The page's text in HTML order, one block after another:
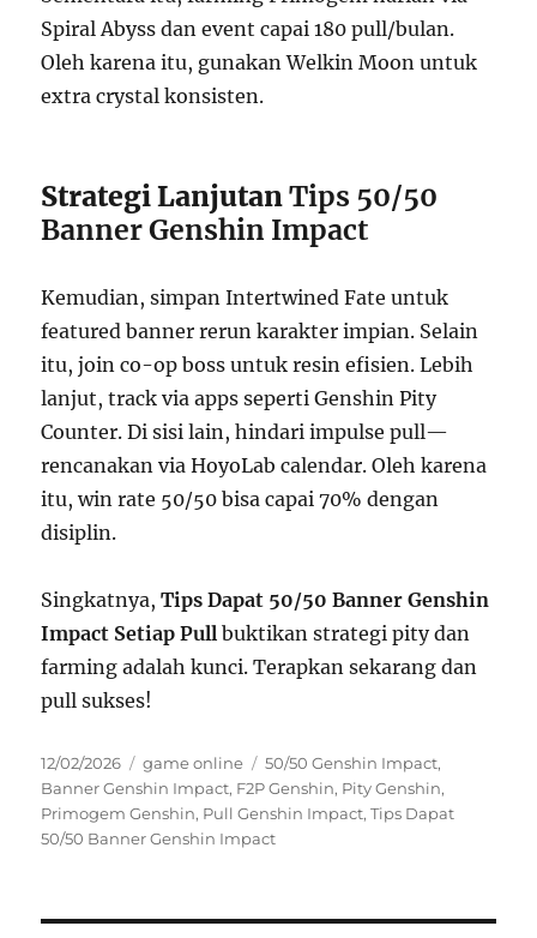
Spiral Abyss dan event capai 180 pull/bulan.
Oleh karena itu, gunakan Welkin Moon untuk
extra crystal konsisten.
Strategi LanjutanTips 50/50
Banner Genshin Impact
Kemudian, simpan Intertwined Fate untuk
featured banner rerun karakter impian. Selain
itu, join co-op boss untuk resin efisien. Lebih
lanjut, track via apps seperti Genshin Pity
Counter. Di sisi lain, hindari impulse pull—
rencanakan via HoyoLab calendar. Oleh karena
itu, win rate 50/50 bisa capai 70% dengan
disiplin.
Singkatnya,Tips Dapat 50/50 Banner Genshin
Impact Setiap Pull buktikan strategi pity dan
farming adalah kunci. Terapkan sekarang dan
pull sukses!
Posted
on
12/02/2026 Categories
game online Tags
50/50 Genshin Impact,
Banner Genshin Impact, F2P Genshin, Pity Genshin,
Primogem Genshin, Pull Genshin Impact,Tips Dapat
50/50 Banner Genshin Impact